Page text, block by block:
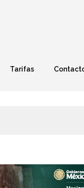
Tarifas